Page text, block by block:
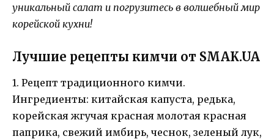
уникальный салат и погрузитесь в волшебный мир
корейской кухни!
Лучшие рецепты кимчи от SMAK.UA
1. Рецепт традиционного кимчи.
Ингредиенты: китайская капуста, редька,
корейская жгучая красная молотая красная
паприка, свежий имбирь, чеснок, зеленый лук,